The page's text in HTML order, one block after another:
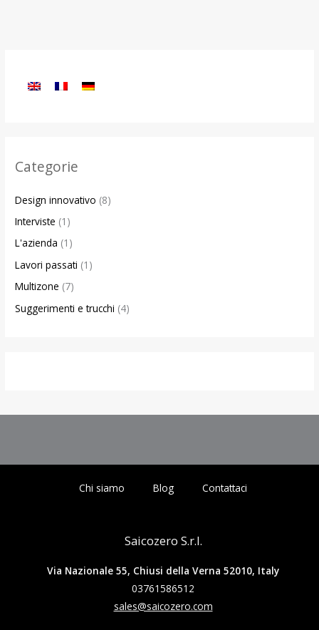
Categorie
Design innovativo (8)
Interviste (1)
L'azienda (1)
Lavori passati (1)
Multizone (7)
Suggerimenti e trucchi (4)
Chi siamo Blog Contattaci
Saicozero S.r.l.
Via Nazionale 55, Chiusi della Verna 52010, Italy
03761586512
sales@saicozero.com